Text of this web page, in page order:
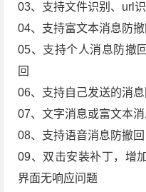
03、支持文件识别、url
04、支持富文本消息防撤
05、支持个人消息防撤
回
06、支持自己发送的消息
07、文字消息或富文本
08、支持语音消息防撤
09、双击安装补丁，增
界面无响应问题